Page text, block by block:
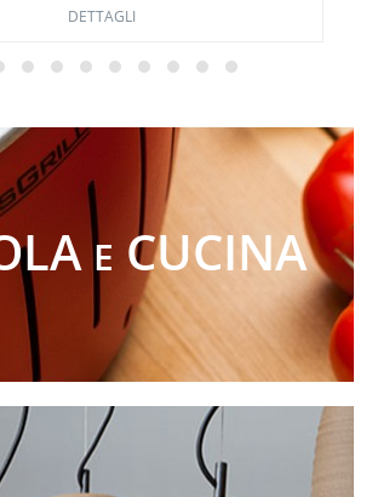
E CUCINA